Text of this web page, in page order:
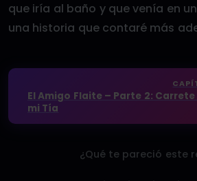
que iría al baño y que venía en
una historia que contaré más
El Amigo Flaite – Parte 2:
mi Tía
¿Qué te pareció este